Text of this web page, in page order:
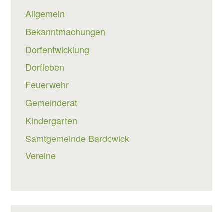
Allgemein
Bekanntmachungen
Dorfentwicklung
Dorfleben
Feuerwehr
Gemeinderat
Kindergarten
Samtgemeinde Bardowick
Vereine